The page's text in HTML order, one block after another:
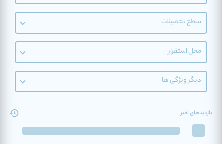
سطح تحصیلات
محل استقرار
دیگر ویژگی ها
بازدیدهای اخیر